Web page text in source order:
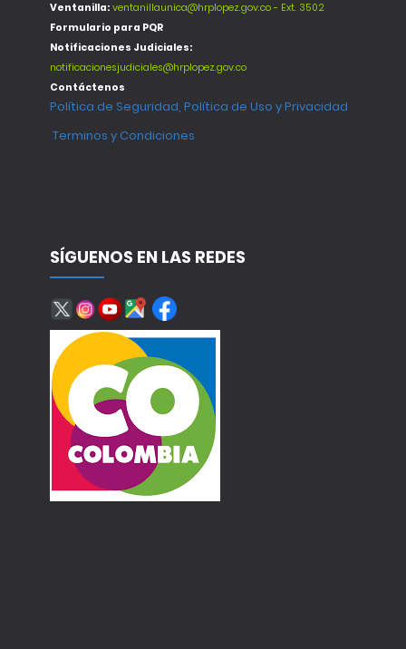
Ventanilla: ventanillaunica@hrplopez.gov.co - Ext. 3502
Formulario para PQR
Notificaciones Judiciales:
notificacionesjudiciales@hrplopez.gov.co
Contáctenos
Política de Seguridad, Política de Uso y Privacidad
Terminos y Condiciones
SÍGUENOS EN LAS REDES